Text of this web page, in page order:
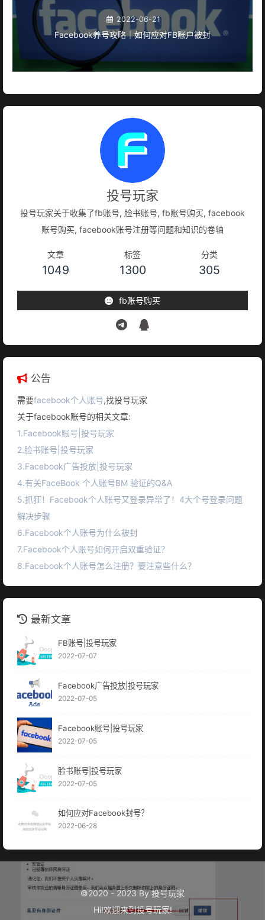
2022-06-21
Facebook养号攻略｜如何应对FB账户被封
投号玩家
投号玩家关于收集了fb账号, 脸书账号, fb账号购买, facebook
账号购买, facebook账号注册等问题和知识的卷轴
文章
1049
标签
1300
分类
305
fb账号购买
公告
需要facebook个人账号,找投号玩家
关于facebook账号的相关文章:
1.Facebook账号|投号玩家
2.脸书账号|投号玩家
3.Facebook广告投放|投号玩家
4.有关FaceBook 个人账号BM 验证的Q&A
5.抓狂！Facebook个人账号又登录异常了！4大个号登录问题
解决步骤
6.Facebook个人账号为什么被封
7.Facebook个人账号如何开启双重验证？
8.Facebook个人账号怎么注册？要注意些什么？
最新文章
FB账号|投号玩家
2022-07-07
Facebook广告投放|投号玩家
2022-07-05
Facebook账号|投号玩家
2022-07-05
脸书账号|投号玩家
2022-07-05
如何应对Facebook封号？
2022-06-28
©2020 - 2023 By 投号玩家
Hi!欢迎来到投号玩家!